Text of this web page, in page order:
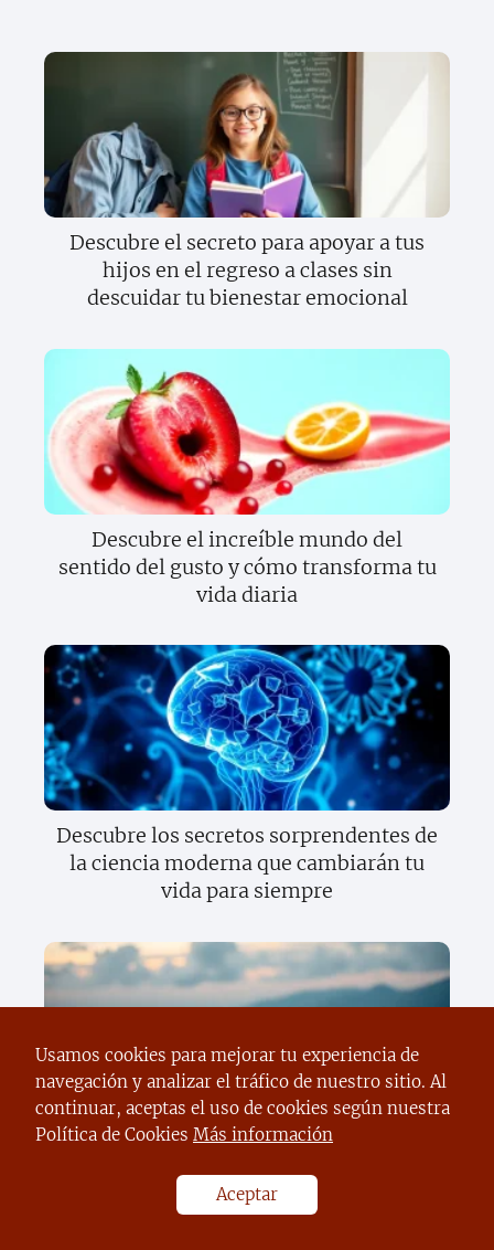
Descubre el secreto para apoyar a tus
hijos en el regreso a clases sin
descuidar tu bienestar emocional
Descubre el increíble mundo del
sentido del gusto y cómo transforma tu
vida diaria
Descubre los secretos sorprendentes de
la ciencia moderna que cambiarán tu
vida para siempre
Descubre el sorprendente poder del
de ver el mundo
Usamos cookies para mejorar tu experiencia de
navegación y analizar el tráfico de nuestro sitio. Al
continuar, aceptas el uso de cookies según nuestra
Política de Cookies Más información
Aceptar